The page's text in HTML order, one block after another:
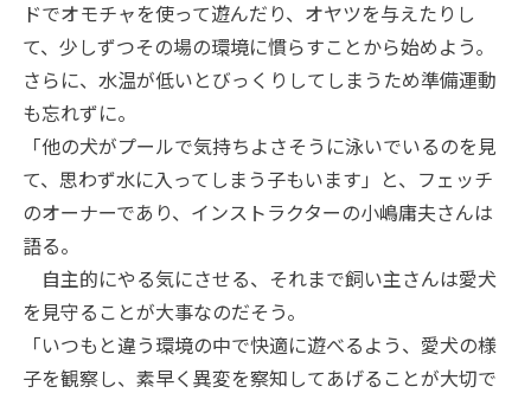
ドでオモチャを使って遊んだり、オヤツを与えたりし
て、少しずつその場の環境に慣らすことから始めよう。
さらに、水温が低いとびっくりしてしまうため準備運動
も忘れずに。
「他の犬がプールで気持ちよさそうに泳いでいるのを見
て、思わず水に入ってしまう子もいます」と、フェッチ
のオーナーであり、インストラクターの小嶋庸夫さんは
語る。
自主的にやる気にさせる、それまで飼い主さんは愛犬
を見守ることが大事なのだそう。
「いつもと違う環境の中で快適に遊べるよう、愛犬の様
子を観察し、素早く異変を察知してあげることが大切で